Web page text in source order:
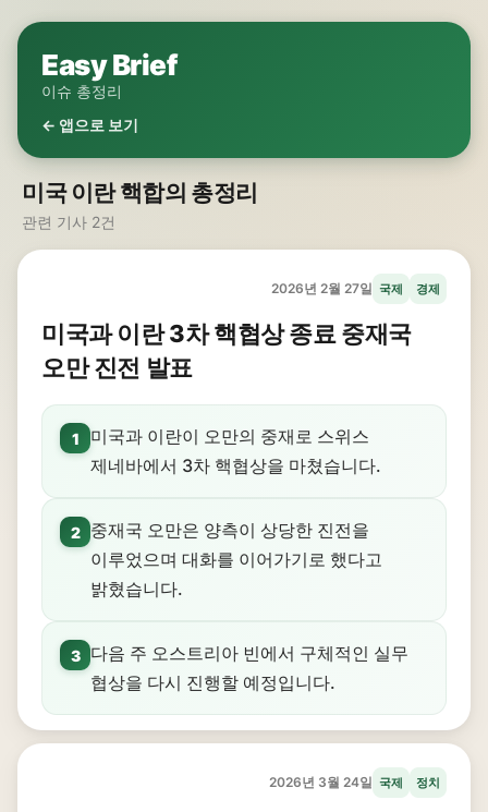
Easy Brief
이슈 총정리
← 앱으로 보기
미국 이란 핵합의 총정리
관련 기사 2건
2026년 2월 27일 국제 경제
미국과 이란 3차 핵협상 종료 중재국
오만 진전 발표
1
미국과 이란이 오만의 중재로 스위스
제네바에서 3차 핵협상을 마쳤습니다.
2
중재국 오만은 양측이 상당한 진전을
이루었으며 대화를 이어가기로 했다고
밝혔습니다.
3
다음 주 오스트리아 빈에서 구체적인 실무
협상을 다시 진행할 예정입니다.
2026년 3월 24일 국제 정치